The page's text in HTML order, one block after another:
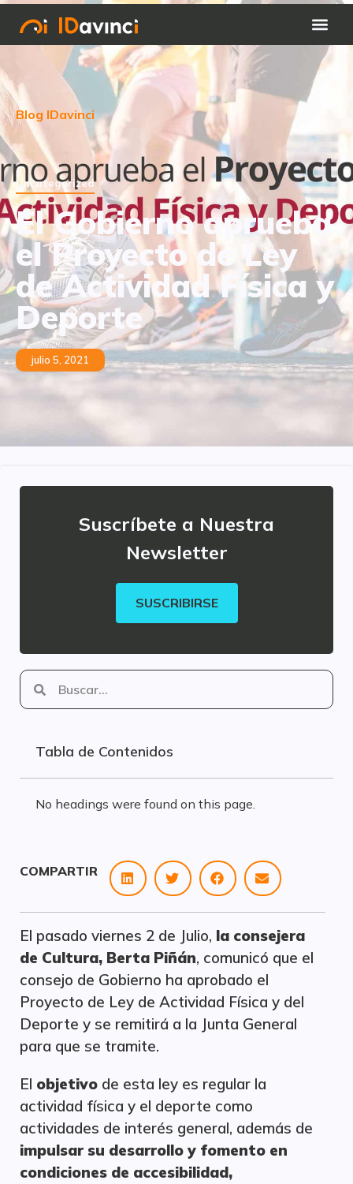
Blog IDavinci
Uncategorized
El Gobierno aprueba
el Proyecto de Ley
de Actividad Física y
Deporte
julio 5, 2021
COMPARTIR
El pasado viernes 2 de Julio, la consejera
de Cultura, Berta Piñán, comunicó que el
consejo de Gobierno ha aprobado el
Proyecto de Ley de Actividad Física y del
Deporte y se remitirá a la Junta General
para que se tramite.
El objetivo de esta ley es regular la
actividad física y el deporte como
actividades de interés general, además de
impulsar su desarrollo y fomento en
condiciones de accesibilidad,
Suscríbete a Nuestra
Newsletter
SUSCRIBIRSE
Tabla de Contenidos
No headings were found on this page.